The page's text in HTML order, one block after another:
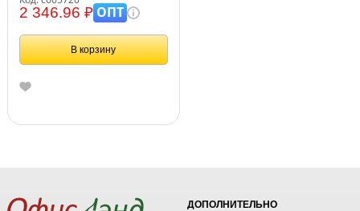
карусель, BRAUBERG KIDS,
2 346.96 ₽ОПТ
В корзину
ДОПОЛНИТЕЛЬНО